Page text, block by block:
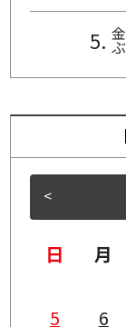
<
日 月
5
6